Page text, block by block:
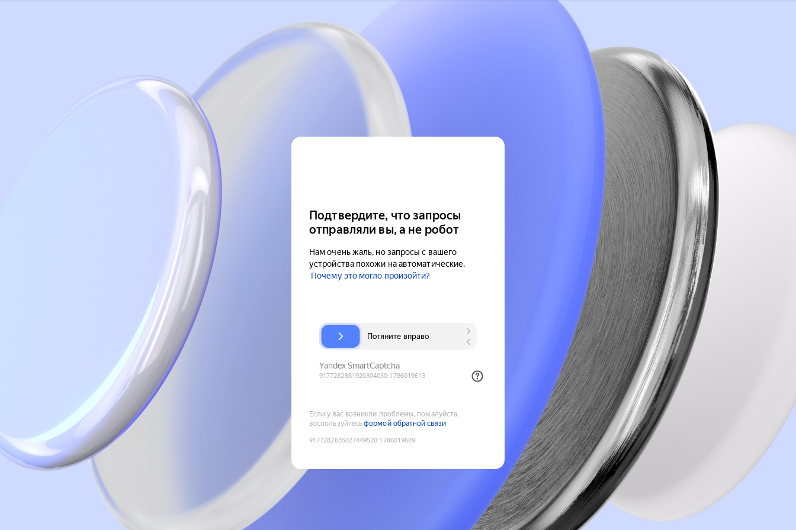
Подтвердите, что запросы
отправляли вы, а не робот
Нам очень жаль, но запросы с вашего
устройства похожи на автоматические.
Почему это могло произойти?
Если у вас возникли проблемы, пожалуйста,
воспользуйтесьформой обратной связи
9177282635027449520:1786019609